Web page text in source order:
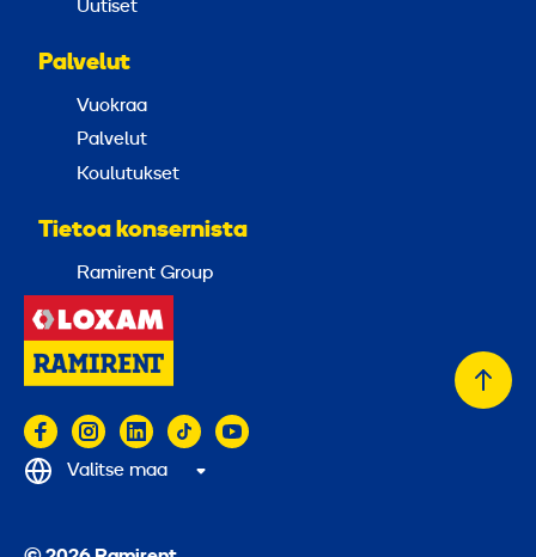
Uutiset
Palvelut
Vuokraa
Palvelut
Koulutukset
Tietoa konsernista
Ramirent Group
Valitse maa